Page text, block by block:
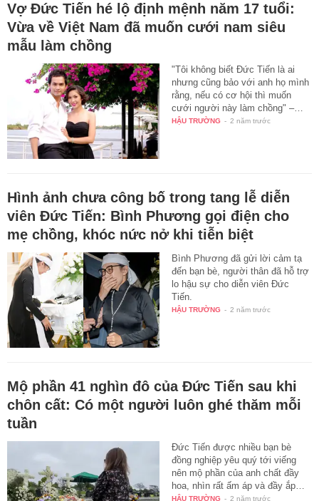
Vợ Đức Tiến hé lộ định mệnh năm 17 tuổi:
Vừa về Việt Nam đã muốn cưới nam siêu
mẫu làm chồng
"Tôi không biết Đức Tiến là ai
nhưng cũng bảo với anh họ mình
rằng, nếu có cơ hội thì muốn
cưới người này làm chồng" –…
HẬU TRƯỜNG - 2 năm trước
Hình ảnh chưa công bố trong tang lễ diễn
viên Đức Tiến: Bình Phương gọi điện cho
mẹ chồng, khóc nức nở khi tiễn biệt
Bình Phương đã gửi lời cảm tạ
đến bạn bè, người thân đã hỗ trợ
lo hậu sự cho diễn viên Đức
Tiến.
HẬU TRƯỜNG - 2 năm trước
Mộ phần 41 nghìn đô của Đức Tiến sau khi
chôn cất: Có một người luôn ghé thăm mỗi
tuần
Đức Tiến được nhiều bạn bè
đồng nghiệp yêu quý tới viếng
nên mộ phần của anh chất đầy
hoa, nhìn rất ấm áp và đầy ắp…
HẬU TRƯỜNG - 2 năm trước